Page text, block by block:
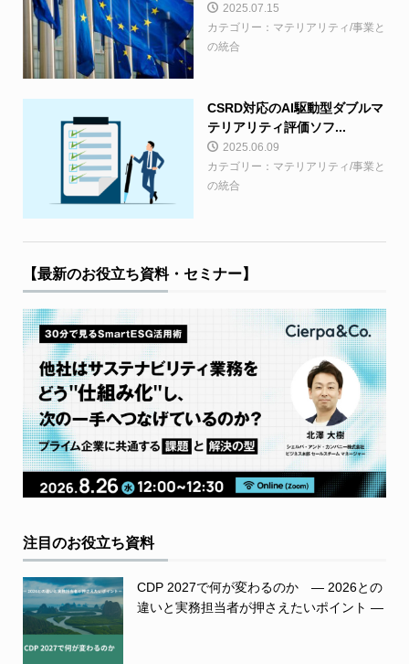
2025.07.15
カテゴリー：マテリアリティ/事業と
の統合
CSRD対応のAI駆動型ダブルマ
テリアリティ評価ソフ...
2025.06.09
カテゴリー：マテリアリティ/事業と
の統合
【最新のお役立ち資料・セミナー】
注目のお役立ち資料
CDP 2027で何が変わるのか ― 2026との
違いと実務担当者が押さえたいポイント ―